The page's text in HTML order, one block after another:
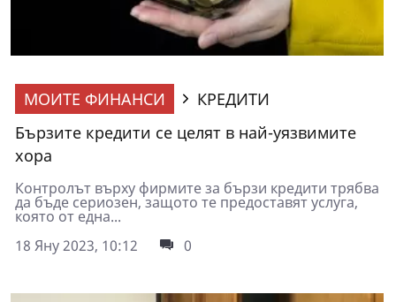
МОИТЕ ФИНАНСИ
КРЕДИТИ
Бързите кредити се целят в най-уязвимите
хора
Контролът върху фирмите за бързи кредити трябва
да бъде сериозен, защото те предоставят услуга,
която от една...
18 Яну 2023, 10:12
0